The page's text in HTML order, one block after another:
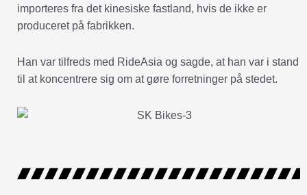
importeres fra det kinesiske fastland, hvis de ikke er
produceret på fabrikken.
Han var tilfreds med RideAsia og sagde, at han var i stand
til at koncentrere sig om at gøre forretninger på stedet.